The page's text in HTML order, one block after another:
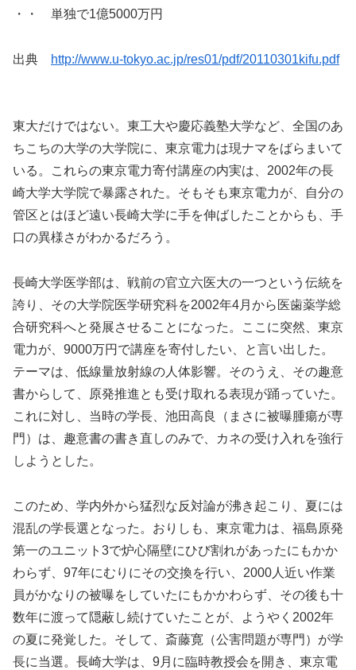
・・ 単独で1億5000万円
出典 http://www.u-tokyo.ac.jp/res01/pdf/20110301kifu.pdf
東大だけではない。東工大や慶応義塾大学など、全国のあ
ちこちの大学の大学院に、東京電力は現ナマをばらまいて
いる。これらの東京電力寄付講座の内実は、2002年の長
崎大学大学院で暴露された。そもそも東京電力が、自分の
管区とはほど遠い長崎大学に手を伸ばしたことからも、手
口の異様さがわかるだろう。
長崎大学医学部は、戦前の官立六医大の一つという伝統を
誇り、その大学院医学研究科を2002年4月から医歯薬学総
合研究科へと発展させることになった。ここに突然、東京
電力が、9000万円で講座を寄付したい、と言い出した。
テーマは、低線量放射線の人体影響。そのうえ、その趣意
書からして、原発推進とも受け取れる表現が踊っていた。
これに対し、当時の学長、池田高良（まさに被曝腫瘍が専
門）は、趣意書の書き直しのみで、カネの受け入れを強行
しようとした。
このため、学内外から猛烈な反対論が沸き起こり、夏には
混乱の学長選となった。おりしも、東京電力は、福島原発
第一のユニット3で炉心隔壁にひび割れがあったにもかか
わらず、97年にむりにその交換を行い、2000人近い作業
員がかなりの被曝をしていたにもかかわらず、その後も十
数年に渡って隠蔽し続けていたことが、ようやく2002年
の夏に発覚した。そして、斎藤寛（公害問題が専門）が学
長に当選。長崎大学は、9月に臨時教授会を開き、東京電